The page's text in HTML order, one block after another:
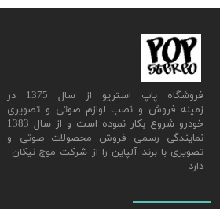
​فروشگاه پاپ استریو از سال 1375 در
زمینه فروش و نصب لوازم صوتی و تصویری
خودرو شروع بکار نموده است و از سال 1383
نمایندگی رسمی فروش محصولات صوتی و
تصویری با برند آلپاین را از شرکت موج نیکان
دارد